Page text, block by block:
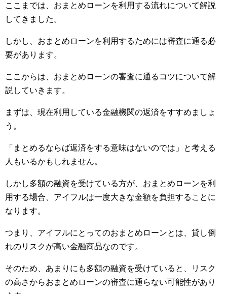
ここまでは、おまとめローンを利用する流れについて解説
してきました。
しかし、おまとめローンを利用するためには審査に通る必
要があります。
ここからは、おまとめローンの審査に通るコツについて解
説していきます。
まずは、現在利用している金融機関の返済をすすめましょ
う。
「まとめるならば返済をする意味はないのでは」と考える
人もいるかもしれません。
しかし多額の融資を受けている方が、おまとめローンを利
用する場合、アイフルは一度大きな金額を負担することに
なります。
つまり、アイフルにとってのおまとめローンとは、貸し倒
れのリスクが高い金融商品なのです。
そのため、あまりにも多額の融資を受けていると、リスク
の高さからおまとめローンの審査に通らない可能性があり